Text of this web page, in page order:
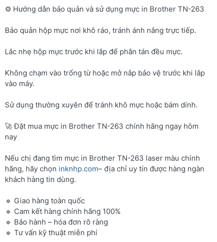
⚙️ Hướng dẫn bảo quản và sử dụng mực in Brother TN-263
Bảo quản hộp mực nơi khô ráo, tránh ánh nắng trực tiếp.
Lắc nhẹ hộp mực trước khi lắp để phân tán đều mực.
Không chạm vào trống từ hoặc mở nắp bảo vệ trước khi lắp
vào máy.
Sử dụng thường xuyên để tránh khô mực hoặc bám dính.
🚀 Đặt mua mực in Brother TN-263 chính hãng ngay hôm
nay
Nếu chị đang tìm mực in Brother TN-263 laser màu chính
hãng, hãy chọn inknhp.com– địa chỉ uy tín được hàng ngàn
khách hàng tin dùng.
🔹 Giao hàng toàn quốc
🔹 Cam kết hàng chính hãng 100%
🔹 Bảo hành – hóa đơn rõ ràng
🔹 Tư vấn kỹ thuật miễn phí